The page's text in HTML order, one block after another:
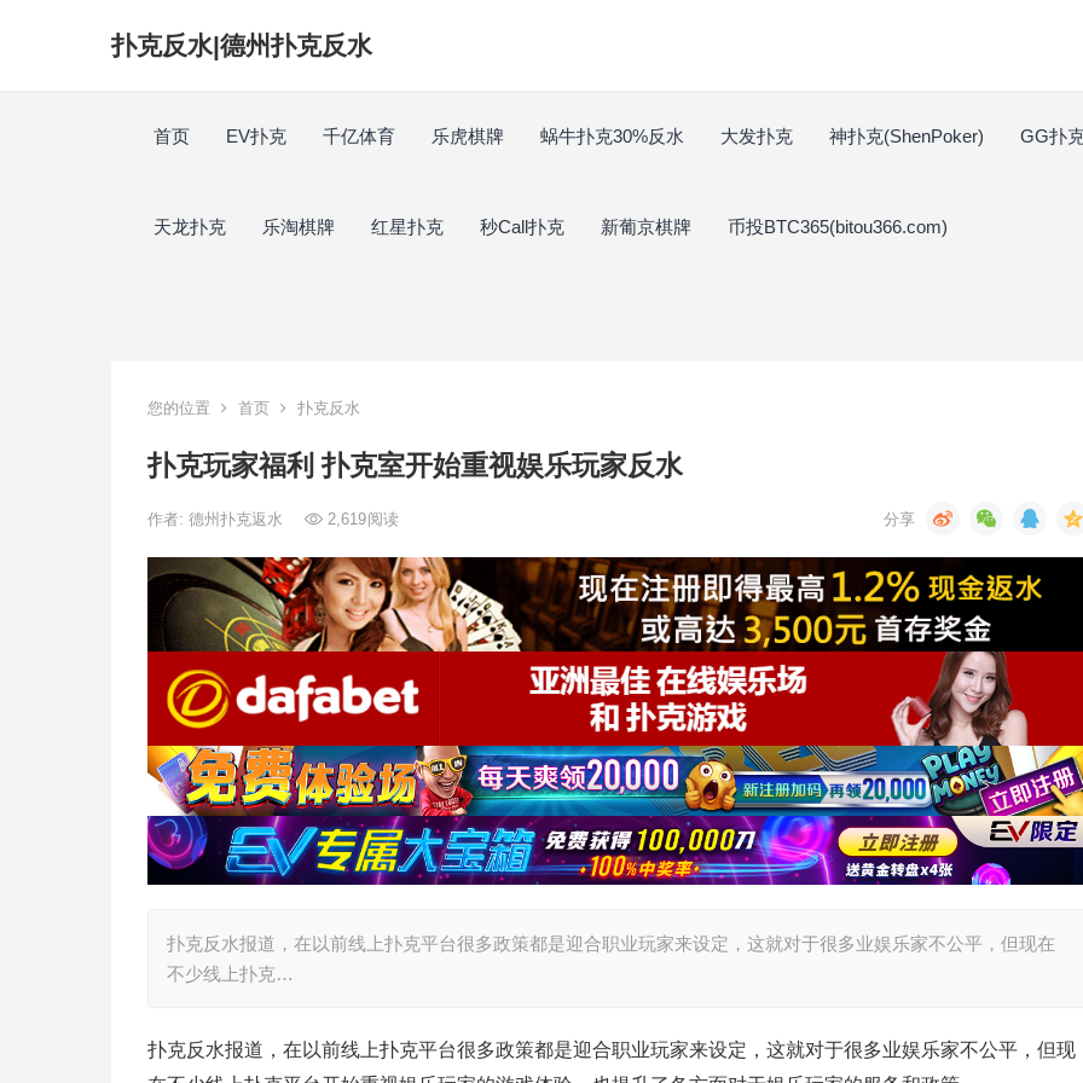
扑克反水|德州扑克反水
首页 EV扑克 千亿体育 乐虎棋牌 蜗牛扑克30%反水 大发扑克 神扑克(ShenPoker) GG扑
天龙扑克 乐淘棋牌 红星扑克 秒Call扑克 新葡京棋牌 币投BTC365(bitou366.com)
您的位置 首页 扑克反水
扑克玩家福利 扑克室开始重视娱乐玩家反水
作者: 德州扑克返水 2,619阅读
扑克反水报道，在以前线上扑克平台很多政策都是迎合职业玩家来设定，这就对于很多业娱乐家不公平，但现在
不少线上扑克…
扑克反水报道，在以前线上扑克平台很多政策都是迎合职业玩家来设定，这就对于很多业娱乐家不公平，但现